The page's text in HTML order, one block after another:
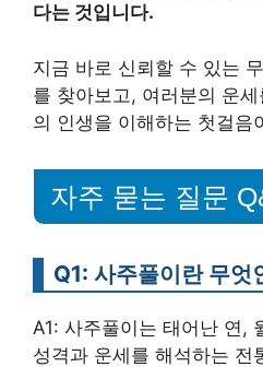
다는 것입니다.
지금 바로 신뢰할 수 있는
를 찾아보고, 여러분의 운
의 인생을 이해하는 첫걸음
자주 묻는 질문
Q1: 사주풀이란 무엇
A1: 사주풀이는 태어난 연,
성격과 운세를 해석하는 전